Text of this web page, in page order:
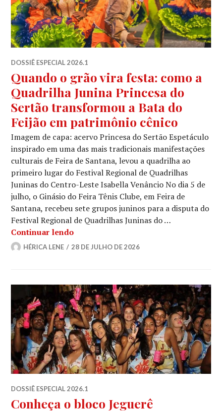
DOSSIÊ ESPECIAL 2026.1
Quando o grão vira festa: como a
Quadrilha Junina Princesa do
Sertão transformou a Bata do
Feijão em patrimônio cênico
Imagem de capa: acervo Princesa do Sertão Espetáculo
inspirado em uma das mais tradicionais manifestações
culturais de Feira de Santana, levou a quadrilha ao
primeiro lugar do Festival Regional de Quadrilhas
Juninas do Centro-Leste Isabella Venâncio No dia 5 de
julho, o Ginásio do Feira Tênis Clube, em Feira de
Santana, recebeu sete grupos juninos para a disputa do
Festival Regional de Quadrilhas Juninas do …
Continuar lendoQuando o grão vira festa: como a
HÉRICA LENE 28 DE JULHO DE 2026
DOSSIÊ ESPECIAL 2026.1
Conheça o bloco Jeguerê